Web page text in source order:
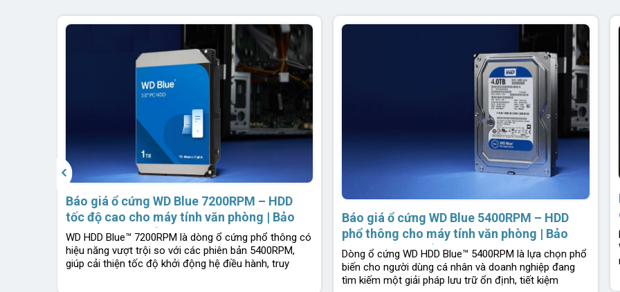
Báo giá ổ cứng WD Blue 7200RPM – HDD
tốc độ cao cho máy tính văn phòng | Bảo
hành 2 năm 1 đổi 1 | Chính hãng Western
Digital
WD HDD Blue™ 7200RPM là dòng ổ cứng phổ thông có
hiệu năng vượt trội so với các phiên bản 5400RPM,
giúp cải thiện tốc độ khởi động hệ điều hành, truy
Báo giá ổ cứng WD Blue 5400RPM – HDD
phổ thông cho máy tính văn phòng | Bảo
hành 2 năm 1 đổi 1 | Chính hãng Western
Digital
Dòng ổ cứng WD HDD Blue™ 5400RPM là lựa chọn phổ
biến cho người dùng cá nhân và doanh nghiệp đang
tìm kiếm một giải pháp lưu trữ ổn định, tiết kiệm
‹